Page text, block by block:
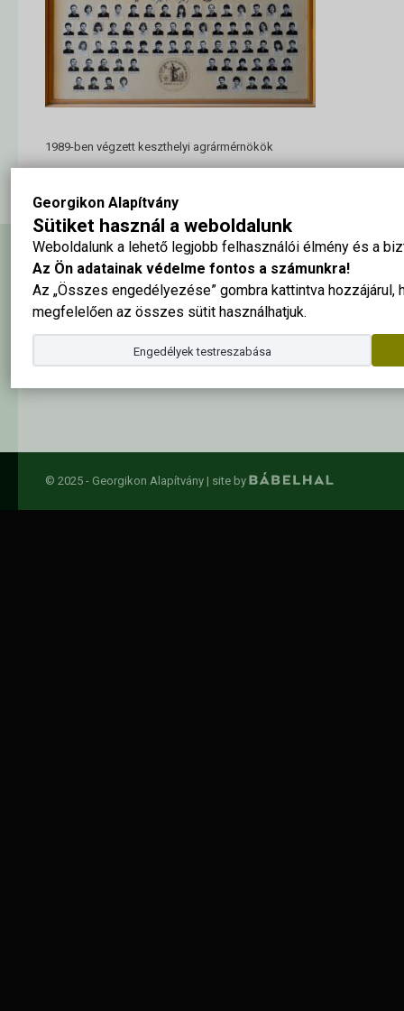
Georgikon Alapítvány
Sütiket használ a weboldalunk
Weboldalunk a lehető legjobb felhasználói élmény és a
Az Ön adatainak védelme fontos a számunkra!
Az „Összes engedélyezése” gombra kattintva hozzájárul,
megfelelően az összes sütit használhatjuk.
Engedélyek testreszabása
1989-ben végzett keszthelyi agrármérnökök
Hírlevél feliratkozás
Elolvastam és elfogadom az adatkezelési szabályzatban
© 2025 - Georgikon Alapítvány | site by